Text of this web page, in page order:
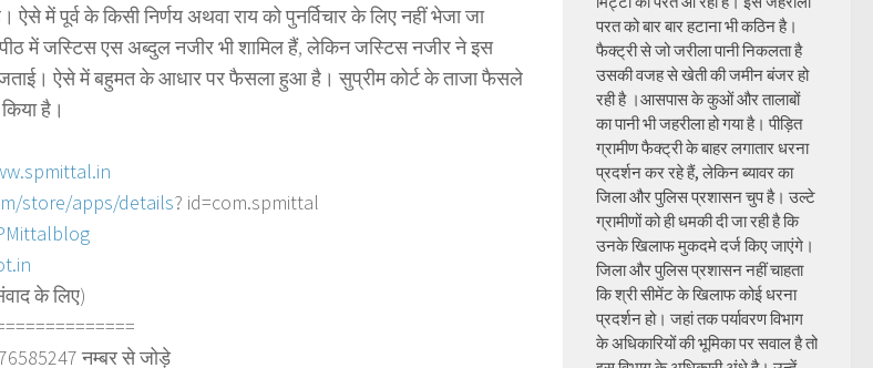
ऐसे में पूर्व के किसी निर्णय अथवा राय को पुनर्विचार के लिए नहीं भेजा जा
में जस्टिस एस अब्दुल नजीर भी शामिल हैं, लेकिन जस्टिस नजीर ने इस
ऐसे में बहुमत के आधार पर फैसला हुआ है। सुप्रीम कोर्ट के ताजा फैसले
है।
store/apps/details? id=com.spmittal
के लिए)
==
नम्बर से जोड़े
परत को बार बार हटाना भी कठिन है।
फैक्ट्री से जो जरीला पानी निकलता है
उसकी वजह से खेती की जमीन बंजर हो
रही है ।आसपास के कुओं और तालाबों
का पानी भी जहरीला हो गया है। पीड़ित
ग्रामीण फैक्ट्री के बाहर लगातार धरना
प्रदर्शन कर रहे हैं, लेकिन ब्यावर का
जिला और पुलिस प्रशासन चुप है। उल्टे
ग्रामीणों को ही धमकी दी जा रही है कि
उनके खिलाफ मुकदमे दर्ज किए जाएंगे।
जिला और पुलिस प्रशासन नहीं चाहता
कि श्री सीमेंट के खिलाफ कोई धरना
प्रदर्शन हो। जहां तक पर्यावरण विभाग
के अधिकारियों की भूमिका पर सवाल है तो